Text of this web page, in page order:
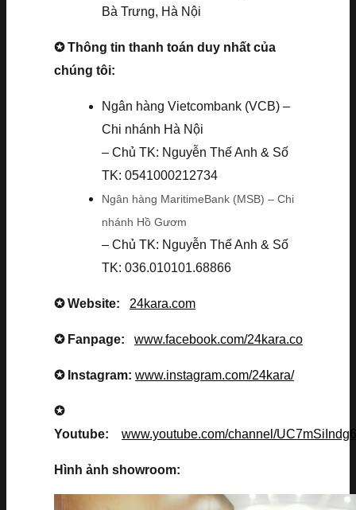
Bà Trưng, Hà Nội
✪ Thông tin thanh toán duy nhất của
chúng tôi:
Ngân hàng Vietcombank (VCB) –
Chi nhánh Hà Nội
– Chủ TK: Nguyễn Thế Anh & Số
TK: 0541000212734
Ngân hàng MaritimeBank (MSB) – Chi
nhánh Hồ Gươm
– Chủ TK: Nguyễn Thế Anh & Số
TK: 036.010101.68866
✪ Website: 24kara.com
✪ Fanpage: www.facebook.com/24kara.co
✪ Instagram: www.instagram.com/24kara/
✪
Youtube: www.youtube.com/channel/
Hình ảnh showroom: